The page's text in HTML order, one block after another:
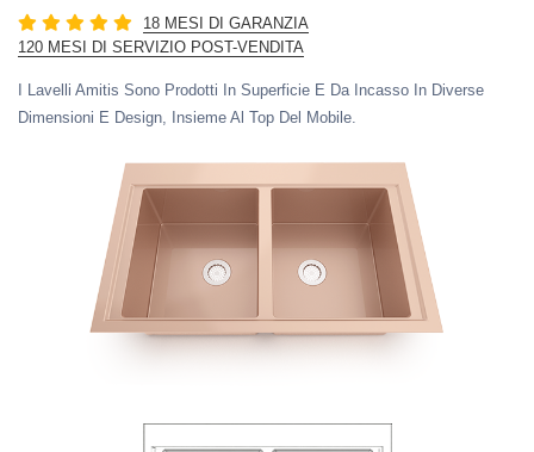
18 MESI DI GARANZIA
120 MESI DI SERVIZIO POST-VENDITA
I Lavelli Amitis Sono Prodotti In Superficie E Da Incasso In Diverse
Dimensioni E Design, Insieme Al Top Del Mobile.